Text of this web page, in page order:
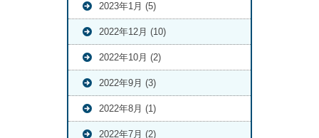
2023年1月 (5)
2022年12月 (10)
2022年10月 (2)
2022年9月 (3)
2022年8月 (1)
2022年7月 (2)